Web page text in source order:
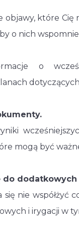
objawy, które Cię
o nich
o
mogą być
do dodatkowych
się nie współżyć
i irygacji w